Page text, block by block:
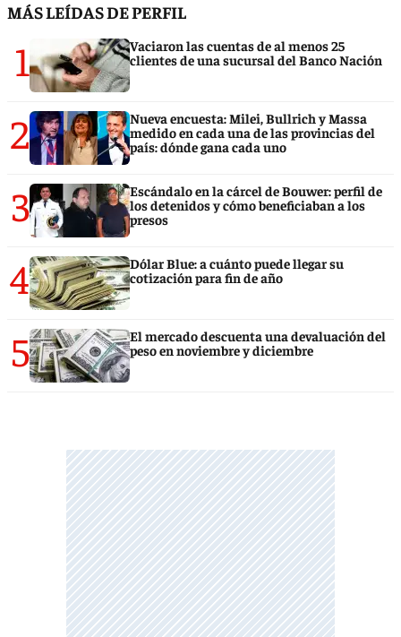
MÁS LEÍDAS DE PERFIL
1
Vaciaron las cuentas de al menos 25
clientes de una sucursal del Banco Nación
2
Nueva encuesta: Milei, Bullrich y Massa
medido en cada una de las provincias del
país: dónde gana cada uno
3
Escándalo en la cárcel de Bouwer: perfil de
los detenidos y cómo beneficiaban a los
presos
4
Dólar Blue: a cuánto puede llegar su
cotización para fin de año
5
El mercado descuenta una devaluación del
peso en noviembre y diciembre